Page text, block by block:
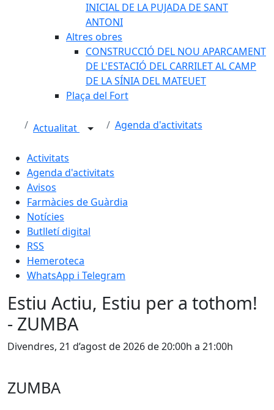
INICIAL DE LA PUJADA DE SANT
ANTONI
Altres obres
CONSTRUCCIÓ DEL NOU APARCAMENT
DE L'ESTACIÓ DEL CARRILET AL CAMP
DE LA SÍNIA DEL MATEUET
Plaça del Fort
Actualitat Agenda d'activitats
Activitats
Agenda d'activitats
Avisos
Farmàcies de Guàrdia
Notícies
Butlletí digital
RSS
Hemeroteca
WhatsApp i Telegram
Estiu Actiu, Estiu per a tothom!
- ZUMBA
Divendres, 21 d’agost de 2026 de 20:00h a 21:00h
ZUMBA